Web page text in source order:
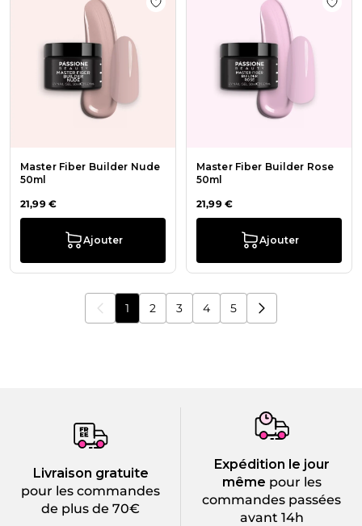
Master Fiber Builder Nude
50ml
21,99 €
Ajouter
Ajouter à la liste de souhaits
Master Fiber Builder Rose
50ml
21,99 €
Ajouter
Vous lisez actuellement la page
1 Page
2 Page
3 Page
4 Page
5
Livraison gratuite
pour les commandes
de plus de 70€
Expédition le jour
même pour les
commandes passées
avant 14h